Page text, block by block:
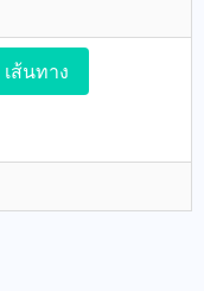
เส้นทาง